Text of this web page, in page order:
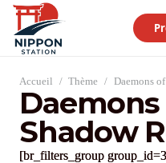
Accueil / Thème / Daemons
Shadow
[br_filters_group